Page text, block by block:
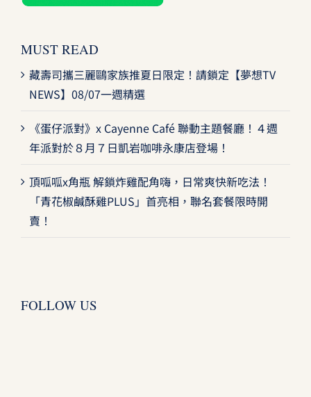
MUST READ
藏壽司攜三麗鷗家族推夏日限定！請鎖定【夢想TV
NEWS】08/07一週精選
《蛋仔派對》x Cayenne Café 聯動主題餐廳！４週
年派對於８月７日凱岩咖啡永康店登場！
頂呱呱x角瓶 解鎖炸雞配角嗨，日常爽快新吃法！
「青花椒鹹酥雞PLUS」首亮相，聯名套餐限時開
賣！
FOLLOW US